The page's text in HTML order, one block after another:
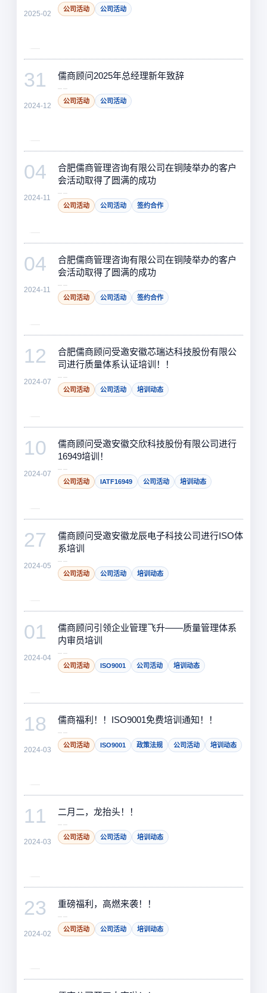
2025-02
公司活动 公司活动
31
2024-12
儒商顾问2025年总经理新年致辞
公司活动 公司活动
04
2024-11
合肥儒商管理咨询有限公司在铜陵举办的客户
会活动取得了圆满的成功
公司活动 公司活动 签约合作
04
2024-11
合肥儒商管理咨询有限公司在铜陵举办的客户
会活动取得了圆满的成功
公司活动 公司活动 签约合作
12
2024-07
合肥儒商顾问受邀安徽芯瑞达科技股份有限公
司进行质量体系认证培训！！
公司活动 公司活动 培训动态
10
2024-07
儒商顾问受邀安徽交欣科技股份有限公司进行
16949培训！
公司活动 IATF16949 公司活动 培训动态
27
2024-05
儒商顾问受邀安徽龙辰电子科技公司进行ISO体
系培训
公司活动 公司活动 培训动态
01
2024-04
儒商顾问引领企业管理飞升——质量管理体系
内审员培训
公司活动 ISO9001 公司活动 培训动态
18
2024-03
儒商福利！！ISO9001免费培训通知！！
公司活动 ISO9001 政策法规 公司活动 培训动态
11
2024-03
二月二，龙抬头！！
公司活动 公司活动 培训动态
23
2024-02
重磅福利，高燃来袭！！
公司活动 公司活动 培训动态